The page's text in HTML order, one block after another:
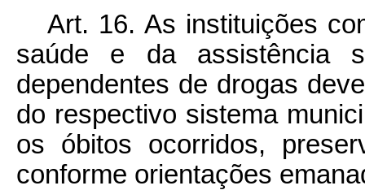
Art. 16. As instituições
saúde e da assistência
dependentes de drogas
do respectivo sistema
os óbitos ocorridos,
conforme orientações